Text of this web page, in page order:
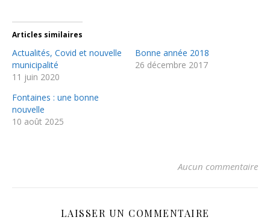
dans
une
nouvelle
dans
une
nouvelle
Articles similaires
Actualités, Covid et nouvelle
municipalité
11 juin 2020
Bonne année 2018
26 décembre 2017
Fontaines : une bonne
nouvelle
10 août 2025
Aucun commentaire
LAISSER UN COMMENTAIRE